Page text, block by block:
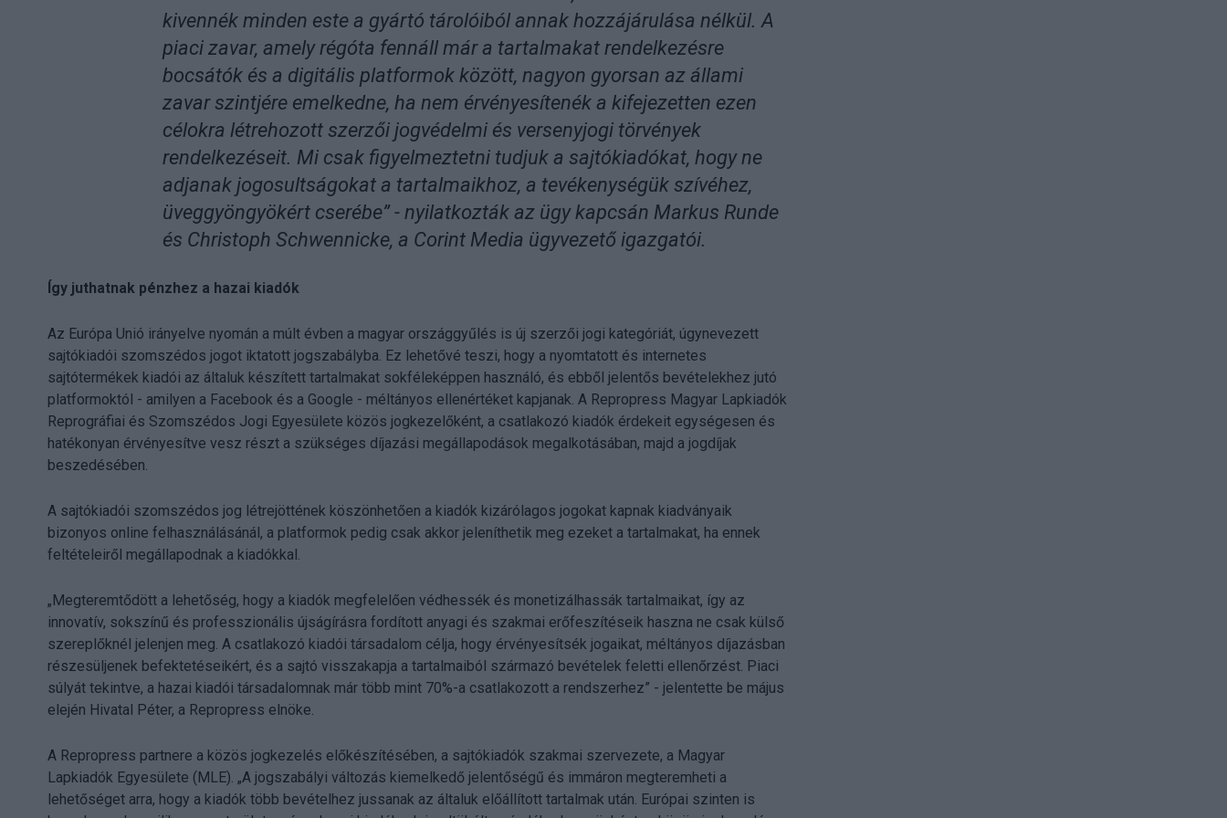
kivennék minden este a gyártó tárolóiból annak hozzájárulása nélkül. A
piaci zavar, amely régóta fennáll már a tartalmakat rendelkezésre
bocsátók és a digitális platformok között, nagyon gyorsan az állami
zavar szintjére emelkedne, ha nem érvényesítenék a kifejezetten ezen
célokra létrehozott szerzői jogvédelmi és versenyjogi törvények
rendelkezéseit. Mi csak figyelmeztetni tudjuk a sajtókiadókat, hogy ne
adjanak jogosultságokat a tartalmaikhoz, a tevékenységük szívéhez,
üveggyöngyökért cserébe” - nyilatkozták az ügy kapcsán Markus Runde
és Christoph Schwennicke, a Corint Media ügyvezető igazgatói.
Így juthatnak pénzhez a hazai kiadók
Az Európa Unió irányelve nyomán a múlt évben a magyar országgyűlés is új szerzői jogi kategóriát, úgynevezett
sajtókiadói szomszédos jogot iktatott jogszabályba. Ez lehetővé teszi, hogy a nyomtatott és internetes
sajtótermékek kiadói az általuk készített tartalmakat sokféleképpen használó, és ebből jelentős bevételekhez jutó
platformoktól - amilyen a Facebook és a Google - méltányos ellenértéket kapjanak. A Repropress Magyar Lapkiadók
Reprográfiai és Szomszédos Jogi Egyesülete közös jogkezelőként, a csatlakozó kiadók érdekeit egységesen és
hatékonyan érvényesítve vesz részt a szükséges díjazási megállapodások megalkotásában, majd a jogdíjak
beszedésében.
A sajtókiadói szomszédos jog létrejöttének köszönhetően a kiadók kizárólagos jogokat kapnak kiadványaik
bizonyos online felhasználásánál, a platformok pedig csak akkor jeleníthetik meg ezeket a tartalmakat, ha ennek
feltételeiről megállapodnak a kiadókkal.
„Megteremtődött a lehetőség, hogy a kiadók megfelelően védhessék és monetizálhassák tartalmaikat, így az
innovatív, sokszínű és professzionális újságírásra fordított anyagi és szakmai erőfeszítéseik haszna ne csak külső
szereplőknél jelenjen meg. A csatlakozó kiadói társadalom célja, hogy érvényesítsék jogaikat, méltányos díjazásban
részesüljenek befektetéseikért, és a sajtó visszakapja a tartalmaiból származó bevételek feletti ellenőrzést. Piaci
súlyát tekintve, a hazai kiadói társadalomnak már több mint 70%-a csatlakozott a rendszerhez” - jelentette be május
elején Hivatal Péter, a Repropress elnöke.
A Repropress partnere a közös jogkezelés előkészítésében, a sajtókiadók szakmai szervezete, a Magyar
Lapkiadók Egyesülete (MLE). „A jogszabályi változás kiemelkedő jelentőségű és immáron megteremheti a
lehetőséget arra, hogy a kiadók több bevételhez jussanak az általuk előállított tartalmak után. Európai szinten is